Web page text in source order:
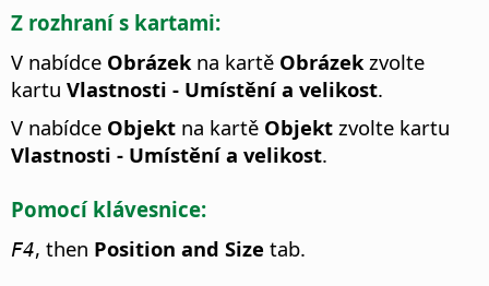
Z rozhraní s kartami:
V nabídce Obrázekna kartě Obrázekzvolte
kartu Vlastnosti - Umístění a velikost.
V nabídce Objekt na kartě Objekt zvolte kartu
Vlastnosti - Umístění a velikost.
Pomocí klávesnice:
F4, then Position and Size tab.